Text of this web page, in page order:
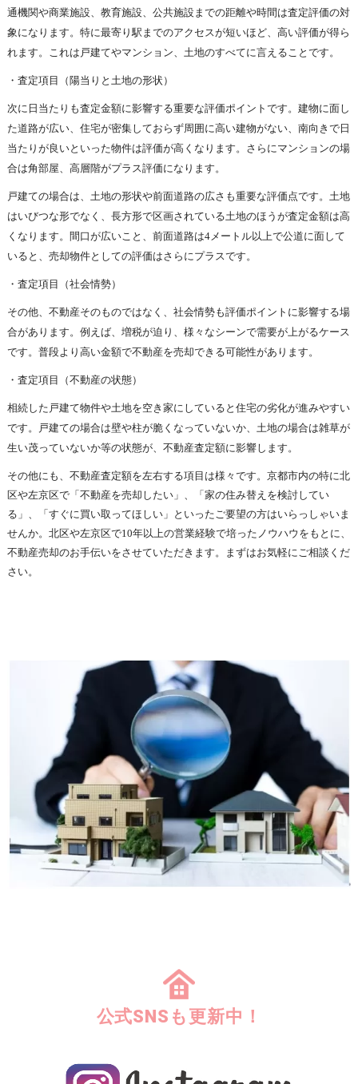
通機関や商業施設、教育施設、公共施設までの距離や時間は査定評価の対
象になります。特に最寄り駅までのアクセスが短いほど、高い評価が得ら
れます。これは戸建てやマンション、土地のすべてに言えることです。
・査定項目（陽当りと土地の形状）
次に日当たりも査定金額に影響する重要な評価ポイントです。建物に面し
た道路が広い、住宅が密集しておらず周囲に高い建物がない、南向きで日
当たりが良いといった物件は評価が高くなります。さらにマンションの場
合は角部屋、高層階がプラス評価になります。
戸建ての場合は、土地の形状や前面道路の広さも重要な評価点です。土地
はいびつな形でなく、長方形で区画されている土地のほうが査定金額は高
くなります。間口が広いこと、前面道路は4メートル以上で公道に面して
いると、売却物件としての評価はさらにプラスです。
・査定項目（社会情勢）
その他、不動産そのものではなく、社会情勢も評価ポイントに影響する場
合があります。例えば、増税が迫り、様々なシーンで需要が上がるケース
です。普段より高い金額で不動産を売却できる可能性があります。
・査定項目（不動産の状態）
相続した戸建て物件や土地を空き家にしていると住宅の劣化が進みやすい
です。戸建ての場合は壁や柱が脆くなっていないか、土地の場合は雑草が
生い茂っていないか等の状態が、不動産査定額に影響します。
その他にも、不動産査定額を左右する項目は様々です。京都市内の特に北
区や左京区で「不動産を売却したい」、「家の住み替えを検討してい
る」、「すぐに買い取ってほしい」といったご要望の方はいらっしゃいま
せんか。北区や左京区で10年以上の営業経験で培ったノウハウをもとに、
不動産売却のお手伝いをさせていただきます。まずはお気軽にご相談くだ
さい。
公式SNSも更新中！